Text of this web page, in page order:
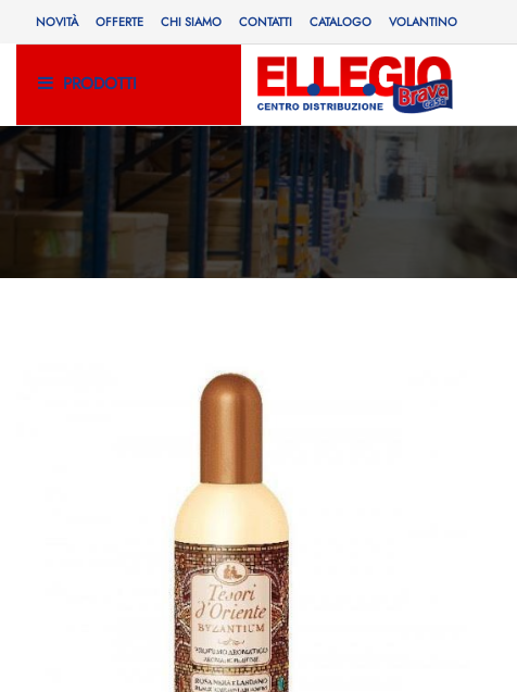
NOVITÀ OFFERTE CHI SIAMO CONTATTI CATALOGO VOLANTINO
PRODOTTI